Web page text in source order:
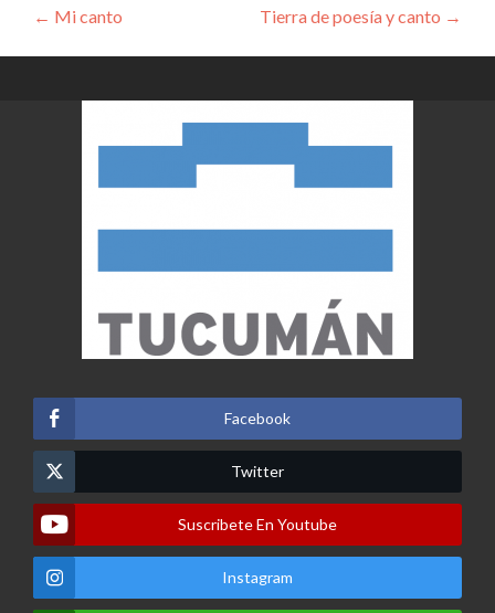
Navegación
de
entradas
← Mi canto Tierra de poesía y canto →
Facebook
Twitter
Suscribete En Youtube
Instagram